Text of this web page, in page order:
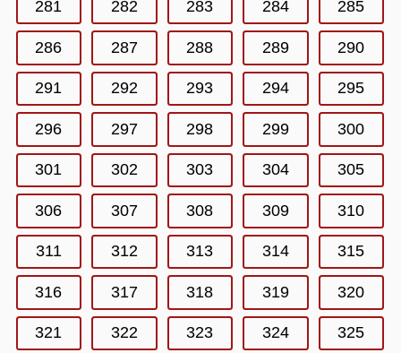
281 282 283 284 285
286 287 288 289 290
291 292 293 294 295
296 297 298 299 300
301 302 303 304 305
306 307 308 309 310
311 312 313 314 315
316 317 318 319 320
321 322 323 324 325